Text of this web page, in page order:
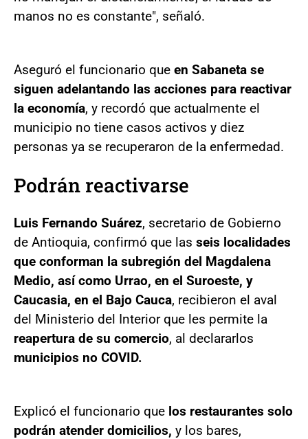
manos no es constante", señaló.
Aseguró el funcionario que en Sabaneta se
siguen adelantando las acciones para reactivar
la economía, y recordó que actualmente el
municipio no tiene casos activos y diez
personas ya se recuperaron de la enfermedad.
Podrán reactivarse
Luis Fernando Suárez, secretario de Gobierno
de Antioquia, confirmó que las seis localidades
que conforman la subregión del Magdalena
Medio, así como Urrao, en el Suroeste, y
Caucasia, en el Bajo Cauca, recibieron el aval
del Ministerio del Interior que les permite la
reapertura de su comercio, al declararlos
municipios no COVID.
Explicó el funcionario que los restaurantes solo
podrán atender domicilios, y los bares,